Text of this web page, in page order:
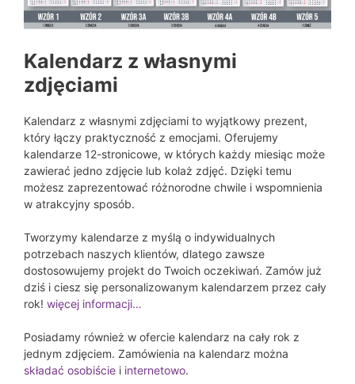
Kalendarz z własnymi
zdjęciami
Kalendarz z własnymi zdjęciami to wyjątkowy prezent,
który łączy praktyczność z emocjami. Oferujemy
kalendarze 12-stronicowe, w których każdy miesiąc może
zawierać jedno zdjęcie lub kolaż zdjęć. Dzięki temu
możesz zaprezentować różnorodne chwile i wspomnienia
w atrakcyjny sposób.
Tworzymy kalendarze z myślą o indywidualnych
potrzebach naszych klientów, dlatego zawsze
dostosowujemy projekt do Twoich oczekiwań. Zamów już
dziś i ciesz się personalizowanym kalendarzem przez cały
rok! więcej informacji…
Posiadamy również w ofercie kalendarz na cały rok z
jednym zdjęciem. Zamówienia na kalendarz można
składać osobiście i internetowo.